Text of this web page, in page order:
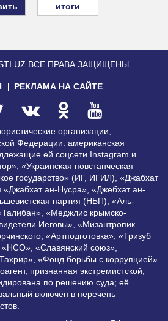
итоги
ВСЕ ПРАВА ЗАЩИЩЕНЫ
РЕКЛАМА НА САЙТЕ
организации,
Федерации: американская
ей соцсети Instagram и
«Украинская повстанческая
государство» (ИГ, ИГИЛ), «Джабхат
ан-Нусра», «Джебхат ан-
партия (НБП), «Аль-
«Меджлис крымско-
Иеговы», «Мизантропик
«Артподготовка», «Тризуб
«Славянский союз»,
«Фонд борьбы с коррупцией»
признанная экстремистской,
по решению суда; её
включён в перечень